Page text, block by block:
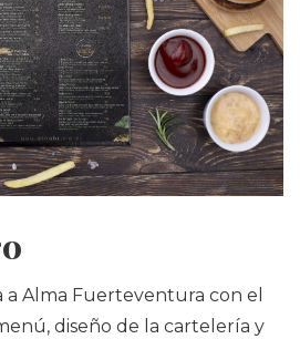
a Alma Fuerteventura con el
diseño de la cartelería y